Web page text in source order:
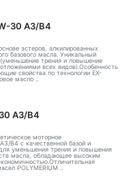
30 A3/B4
эстеров, алкилированных
базового масла. Уникальный
трения и повышение
всех видов).Особенность
свойства по технологии EX-
масло ..
A3/B4
моторное
B4 с качественной базой и
уменьшения трения и повышения
масла, обладающее высоким
POLYMERIUM ..